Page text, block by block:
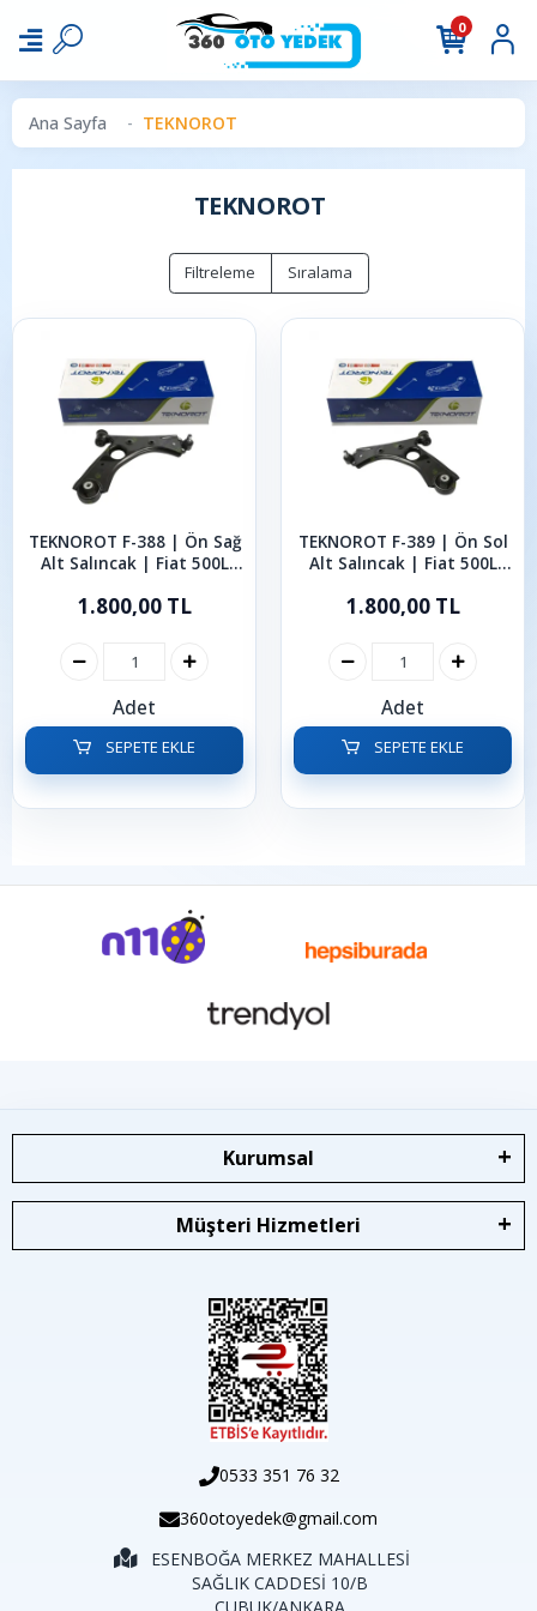
0
Ana Sayfa TEKNOROT
TEKNOROT
Filtreleme Sıralama
TEKNOROT F-388 | Ön Sağ
Alt Salıncak | Fiat 500L
1.800,00 TL
Adet
SEPETE EKLE
TEKNOROT F-389 | Ön Sol
Alt Salıncak | Fiat 500L
1.800,00 TL
Adet
SEPETE EKLE
Kurumsal
Müşteri Hizmetleri
0533 351 76 32
360otoyedek@gmail.com
ESENBOĞA MERKEZ MAHALLESİ
SAĞLIK CADDESİ 10/B